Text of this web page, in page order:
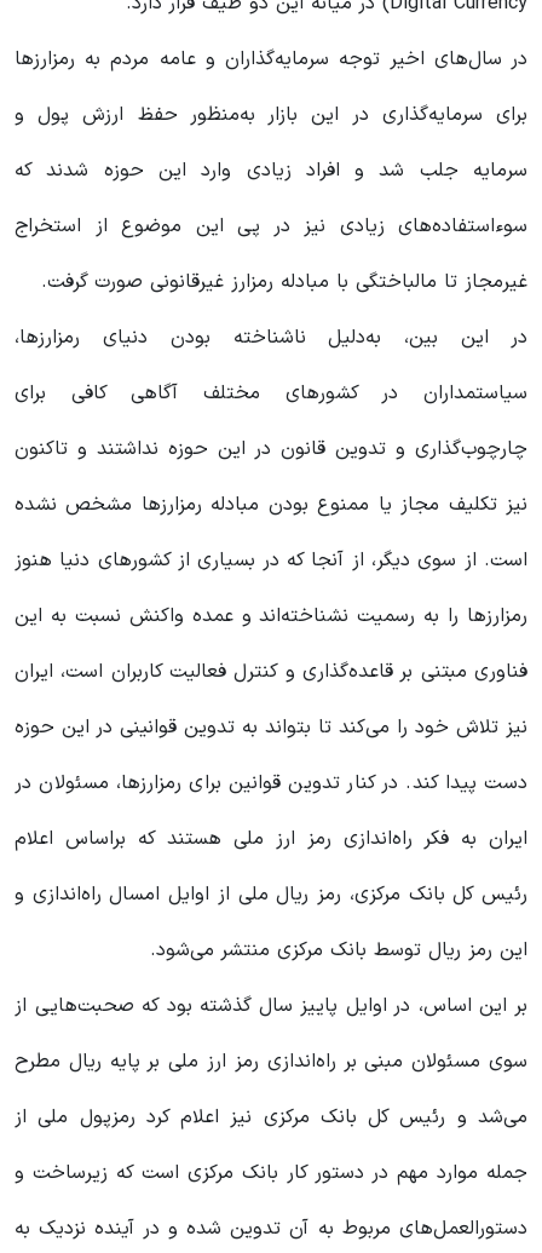
در سال‌های اخیر توجه سرمایه‌گذاران و عامه مردم به رمزارزها
برای سرمایه‌گذاری در این بازار به‌منظور حفظ ارزش پول و
سرمایه جلب شد و افراد زیادی وارد این حوزه شدند که
سوءاستفاده‌های زیادی نیز در پی این موضوع از استخراج
غیرمجاز تا مالباختگی با مبادله رمزارز غیرقانونی صورت گرفت.
در این بین، به‌دلیل ناشناخته بودن دنیای رمزارزها،
سیاستمداران در کشورهای مختلف آگاهی کافی برای
چارچوب‌گذاری و تدوین قانون‌ در این حوزه نداشتند و تاکنون
نیز تکلیف مجاز یا ممنوع بودن مبادله رمزارزها مشخص نشده
است. از سوی دیگر، از آنجا که در بسیاری از کشورهای دنیا هنوز
رمزارزها را به رسمیت نشناخته‌اند و عمده واکنش نسبت به این
فناوری مبتنی بر قاعده‌گذاری و کنترل فعالیت کاربران است، ایران
نیز تلاش خود را می‌کند تا بتواند به تدوین قوانینی در این حوزه
دست پیدا کند. در کنار تدوین قوانین برای رمزارزها، مسئولان در
ایران به فکر راه‌اندازی رمز ارز ملی هستند که براساس اعلام
رئیس کل بانک مرکزی، رمز ریال ملی از اوایل امسال راه‌اندازی و
این رمز ریال توسط بانک مرکزی منتشر می‌شود.
بر این اساس، در اوایل پاییز سال گذشته بود که صحبت‌هایی از
سوی مسئولان مبنی بر راه‌اندازی رمز ارز ملی بر پایه ریال مطرح
می‌شد و رئیس کل بانک مرکزی نیز اعلام کرد رمزپول ملی از
جمله موارد مهم در دستور کار بانک مرکزی است که زیرساخت و
دستورالعمل‌های مربوط به آن تدوین شده و در آینده نزدیک به